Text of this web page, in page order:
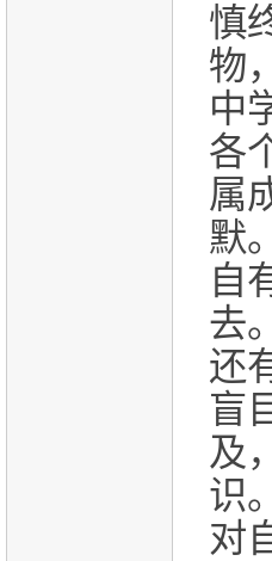
慎
物
中
各
属
默
自
去
还
盲
及
识
对